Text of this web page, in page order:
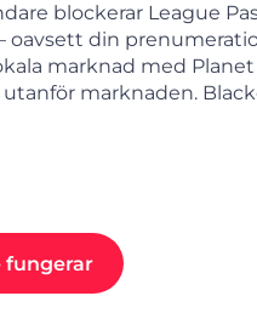
blockerar League
oavsett din
marknad med Planet
marknaden.
fungerar